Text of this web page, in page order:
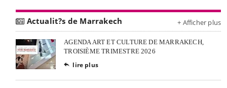
Actualit?s de Marrakech + Afficher plus
AGENDA ART ET CULTURE DE MARRAKECH,
TROISIÈME TRIMESTRE 2026
 lire plus